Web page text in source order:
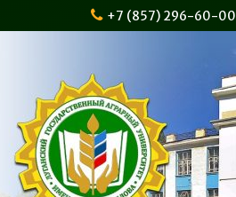
к
+7 (857) 296-60-00